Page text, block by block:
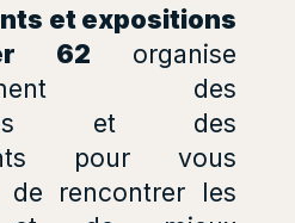
et expositions
62 organise
des
et des
pour vous
de rencontrer les